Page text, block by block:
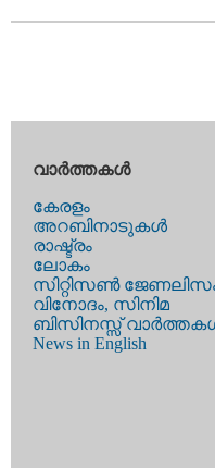
വാര്‍ത്തകള്‍
കേരളം
അറബിനാടുകള്‍
രാഷ്ട്രം
ലോകം
സിറ്റിസണ്‍
വിനോദം, സിനിമ
ബിസിനസ്സ്
News in English